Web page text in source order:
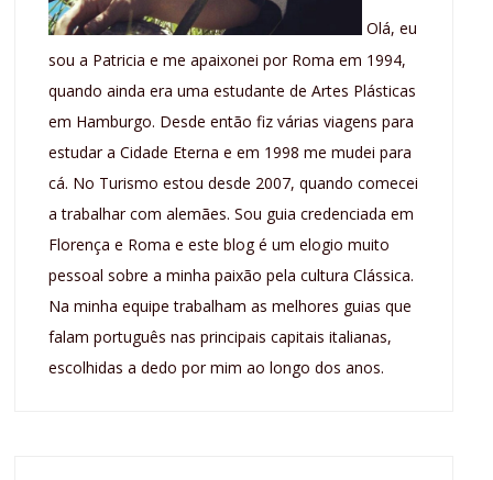
Olá, eu
sou a Patricia e me apaixonei por Roma em 1994,
quando ainda era uma estudante de Artes Plásticas
em Hamburgo. Desde então fiz várias viagens para
estudar a Cidade Eterna e em 1998 me mudei para
cá. No Turismo estou desde 2007, quando comecei
a trabalhar com alemães. Sou guia credenciada em
Florença e Roma e este blog é um elogio muito
pessoal sobre a minha paixão pela cultura Clássica.
Na minha equipe trabalham as melhores guias que
falam português nas principais capitais italianas,
escolhidas a dedo por mim ao longo dos anos.